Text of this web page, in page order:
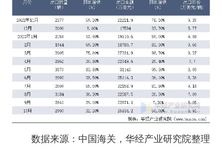
数据来源：中国海关，华经产业研究院整理